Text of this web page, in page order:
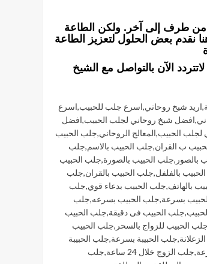
من طرف إلى آخر. ولكن الطاعة
نقدم بعض الحلول لتعزيز الطاعة
الآن بالتواصل مع الشيخ
,اريد شيخ روحاني,اسرع جلب للحبيب,اسرع
,افضل شيخ روحاني لجلب الحبيب,افضل
لجلب الحبيب,المعالج الروحاني,جلب الحبيب
ب القران,جلب الحبيب بالاسم,جلب
بالصور ,جلب الحبيب بالصورة,جلب الحبيب
بالفلفل,جلب الحبيب بالقران,جلب
بالهاتف,جلب الحبيب بدعاء قوي,جلب
بسرعة,جلب الحبيب بسرعه,جلب
,جلب الحبيب فى دقيقة,جلب الحبيب
جلب الحبيب للزواج بالسحر ,جلب الحبيب
,جلب الحبيبة بسرعة,جلب الحبيبة
,جلب الزوج خلال 24 ساعة ,جلب